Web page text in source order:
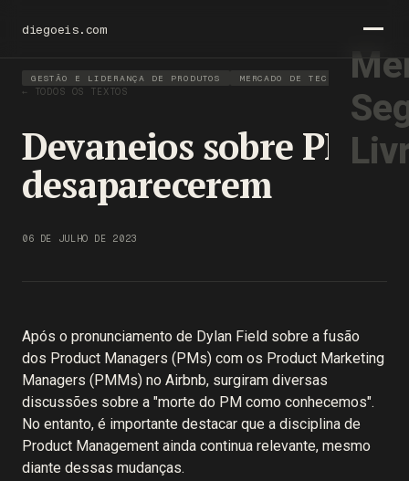
diegoeis.com
GESTÃO E LIDERANÇA DE PRODUTOS MERCADO DE TECNOLOGIA
← TODOS OS TEXTOS
Devaneios sobre PMs
desaparecerem
06 DE JULHO DE 2023
Após o pronunciamento de Dylan Field sobre a fusão
dos Product Managers (PMs) com os Product Marketing
Managers (PMMs) no Airbnb, surgiram diversas
discussões sobre a "morte do PM como conhecemos".
No entanto, é importante destacar que a disciplina de
Product Management ainda continua relevante, mesmo
diante dessas mudanças.